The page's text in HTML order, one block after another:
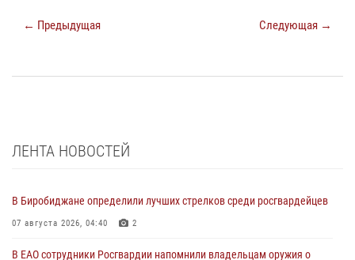
← Предыдущая Следующая →
ЛЕНТА НОВОСТЕЙ
В Биробиджане определили лучших стрелков среди росгвардейцев
07 августа 2026, 04:40 2
В ЕАО сотрудники Росгвардии напомнили владельцам оружия о